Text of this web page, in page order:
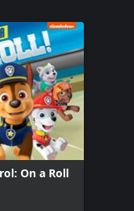
On a Roll